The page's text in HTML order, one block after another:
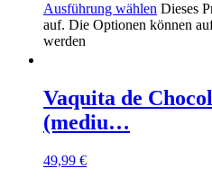
Ausführung wählen Dieses
auf. Die Optionen können
werden
Vaquita de
(mediu…
49,99 €